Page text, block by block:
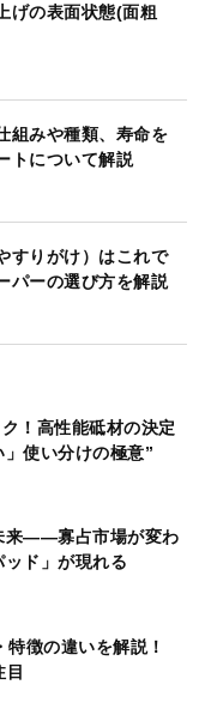
げの表面状態(面粗
組みや種類、寿命を
トについて解説
すりがけ）はこれで
パーの選び方を解説
！高性能砥材の決定
使い分けの極意”
来――寡占市場が変わ
ド」が現れる
徴の違いを解説！